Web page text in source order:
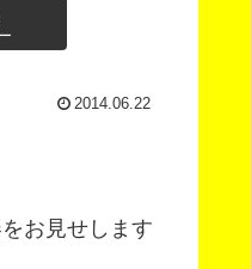
2014.06.22
お見せします